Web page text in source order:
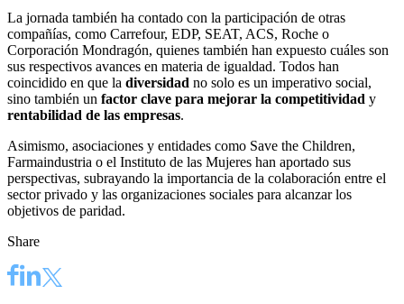
La jornada también ha contado con la participación de otras
compañías, como Carrefour, EDP, SEAT, ACS, Roche o
Corporación Mondragón, quienes también han expuesto cuáles son
sus respectivos avances en materia de igualdad. Todos han
coincidido en que la diversidad no solo es un imperativo social,
sino también un factor clave para mejorar la competitividad y
rentabilidad de las empresas.
Asimismo, asociaciones y entidades como Save the Children,
Farmaindustria o el Instituto de las Mujeres han aportado sus
perspectivas, subrayando la importancia de la colaboración entre el
sector privado y las organizaciones sociales para alcanzar los
objetivos de paridad.
Share